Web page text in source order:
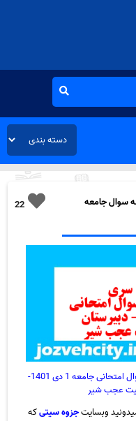
22
سوال جامعه
دانلود رایگان سری دویست و دهم نمونه سوال امتحانی جامعه 1 دی 1401-
عجب شیر
وبسایتجزوه سیتیکه